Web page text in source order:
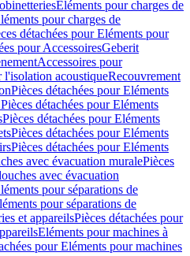
Eléments pour charges de
pour charges de
détachées pour Eléments pour
pour AccessoiresGeberit
Accessoires pour
l'isolation acoustiqueRecouvrement
Pièces détachées pour Eléments
Pièces détachées pour Eléments
Pièces détachées pour Eléments
Pièces détachées pour Eléments
Pièces détachées pour Eléments
avec évacuation muralePièces
avec évacuation
pour séparations de
pour séparations de
et appareilsPièces détachées pour
Eléments pour machines à
pour Eléments pour machines